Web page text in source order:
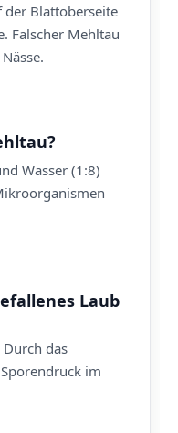
der Blattoberseite
Falscher Mehltau
Wasser (1:8)
Laub
das
im